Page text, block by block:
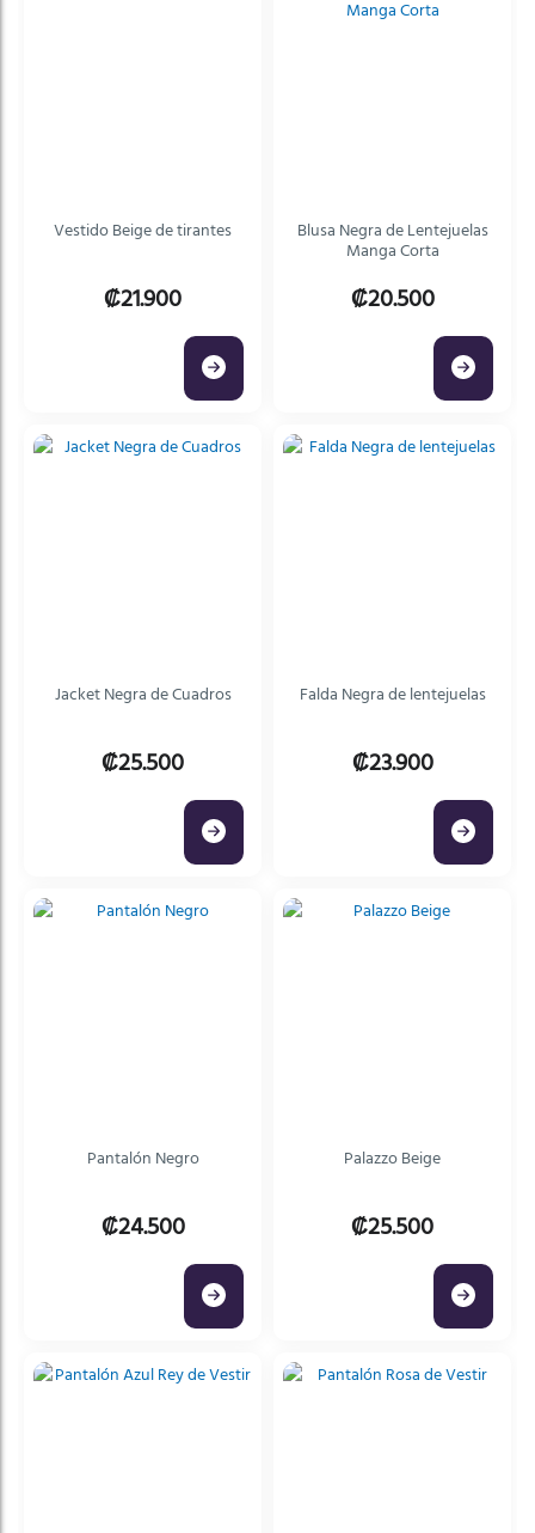
Vestido Beige de tirantes
₡21.900
Blusa Negra de Lentejuelas
Manga Corta
₡20.500
Jacket Negra de Cuadros
₡25.500
Falda Negra de lentejuelas
₡23.900
Pantalón Negro
₡24.500
Palazzo Beige
₡25.500